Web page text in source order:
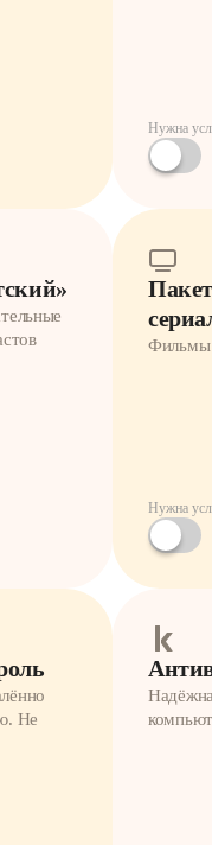
Нужна
Фильмы
Нужна
Не